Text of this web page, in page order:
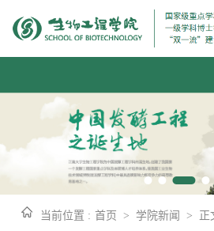
当前位置 : 首页 > 学院新闻 > 正